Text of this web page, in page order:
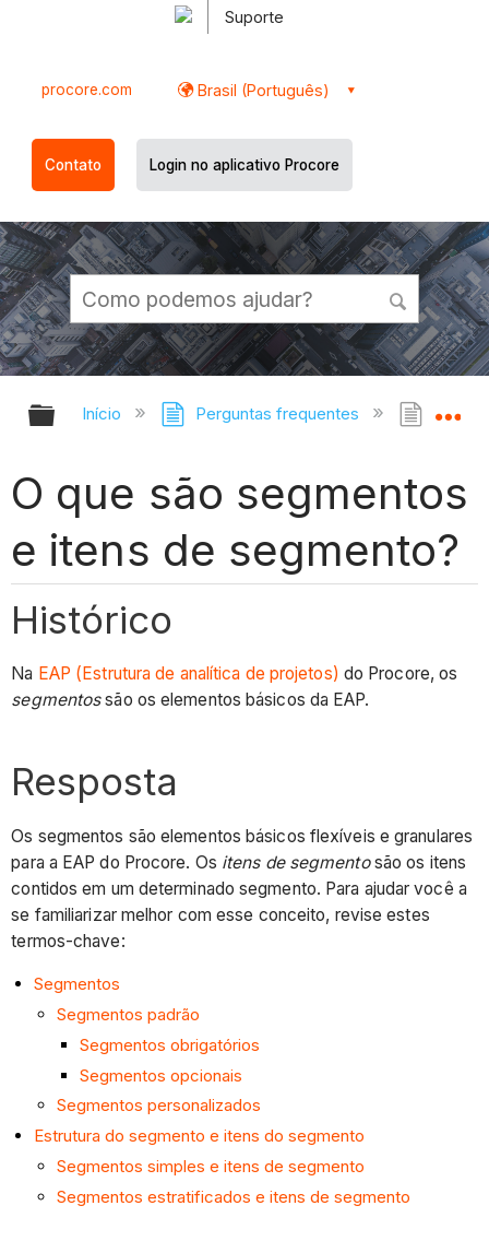
Suporte
procore.com Brasil (Português)
Contato Login no aplicativo Procore
Expandir/recolher hierarquia
Início Perguntas frequentes O
O que são segmentos
e itens de segmento?
Histórico
Na EAP (Estrutura de analítica de projetos) do Procore, os
segmentossão os elementos básicos da EAP.
Resposta
Os segmentos são elementos básicos flexíveis e granulares
para a EAP do Procore. Os itens de segmentosão os itens
contidos em um determinado segmento. Para ajudar você a
se familiarizar melhor com esse conceito, revise estes
termos-chave:
Segmentos
Segmentos padrão
Segmentos obrigatórios
Segmentos opcionais
Segmentos personalizados
Estrutura do segmento e itens do segmento
Segmentos simples e itens de segmento
Segmentos estratificados e itens de segmento